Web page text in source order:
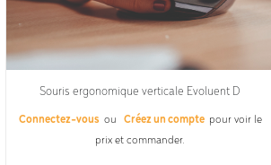
Souris ergonomique verticale Evoluent D
Connectez-vous ou Créez un compte pour voir le
prix et commander.